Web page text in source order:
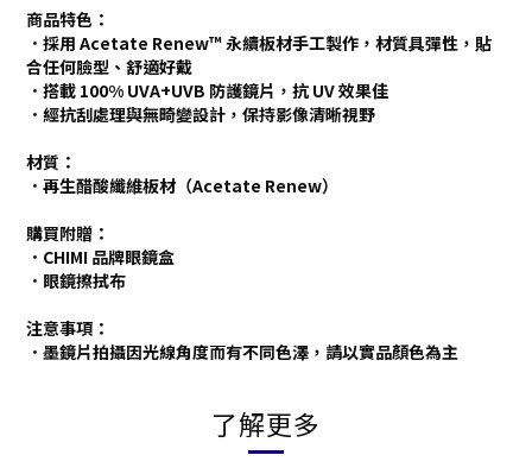
商品特色：
．採用 Acetate Renew™ 永續板材手工製作，材質具彈性，貼
合任何臉型、舒適好戴
．搭載 100% UVA+UVB 防護鏡片，抗 UV 效果佳
．經抗刮處理與無畸變設計，保持影像清晰視野
材質：
．再生醋酸纖維板材（Acetate Renew）
購買附贈：
．CHIMI 品牌眼鏡盒
．眼鏡擦拭布
注意事項：
．墨鏡片拍攝因光線角度而有不同色澤，請以實品顏色為主
了解更多